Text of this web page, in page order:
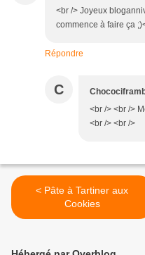
<br /> Joyeux
commence à faire ça
Répondre
C
<br /> <br />
<br /> <br />
< Pâte à Tartiner aux
Cookies